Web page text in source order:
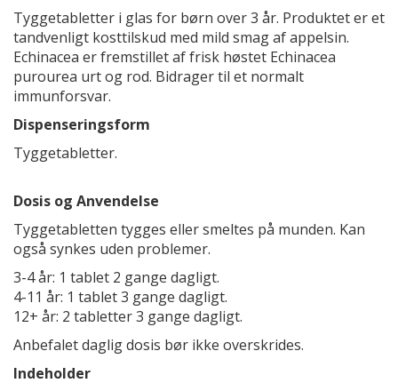
Tyggetabletter i glas for børn over 3 år. Produktet er et
tandvenligt kosttilskud med mild smag af appelsin.
Echinacea er fremstillet af frisk høstet Echinacea
purourea urt og rod. Bidrager til et normalt
immunforsvar.
Dispenseringsform
Tyggetabletter.
Dosis og Anvendelse
Tyggetabletten tygges eller smeltes på munden. Kan
også synkes uden problemer.
3-4 år: 1 tablet 2 gange dagligt.
4-11 år: 1 tablet 3 gange dagligt.
12+ år: 2 tabletter 3 gange dagligt.
Anbefalet daglig dosis bør ikke overskrides.
Indeholder